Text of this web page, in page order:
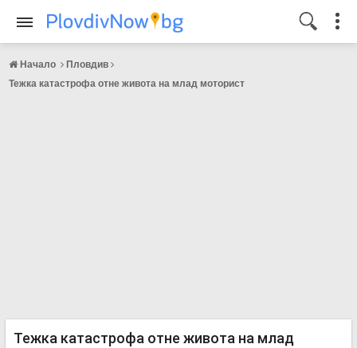
Начало
Пловдив
Тежка катастрофа отне живота на млад моторист
Тежка катастрофа отне живота на млад